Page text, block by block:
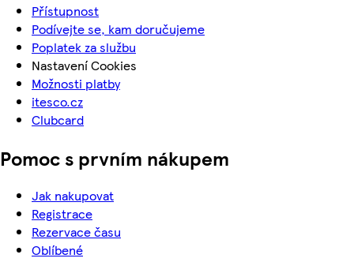
Přístupnost
Podívejte se, kam doručujeme
Poplatek za službu
Nastavení Cookies
Možnosti platby
itesco.cz
Clubcard
Pomoc s prvním nákupem
Jak nakupovat
Registrace
Rezervace času
Oblíbené